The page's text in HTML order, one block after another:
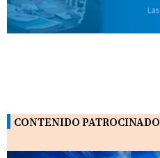
CONTENIDO PATROCINADO